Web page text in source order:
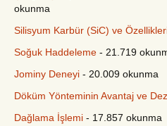
okunma
Silisyum Karbür (SiC) ve
Soğuk Haddeleme - 21.719
Jominy Deneyi - 20.009 okunma
Döküm Yönteminin Avantaj ve
Dağlama İşlemi - 17.857 okunma